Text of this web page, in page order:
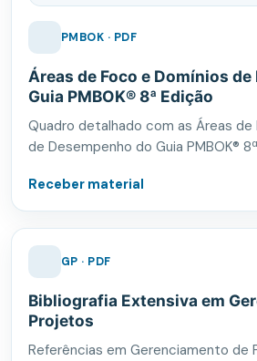
PMBOK · PDF
Áreas de Foco e Domínios
Guia PMBOK® 8ª Edição
Quadro detalhado com as Áreas de
de Desempenho do Guia PMBOK®
Receber material
GP · PDF
Bibliografia Extensiva em
Projetos
Referências em Gerenciamento de